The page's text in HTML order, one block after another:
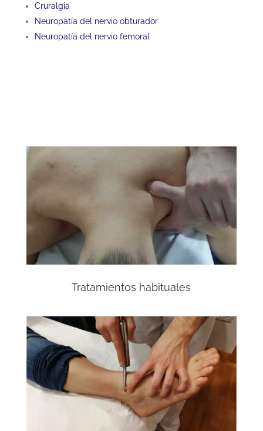
Cruralgia
Neuropatía del nervio obturador
Neuropatía del nervio femoral
Tratamientos habituales